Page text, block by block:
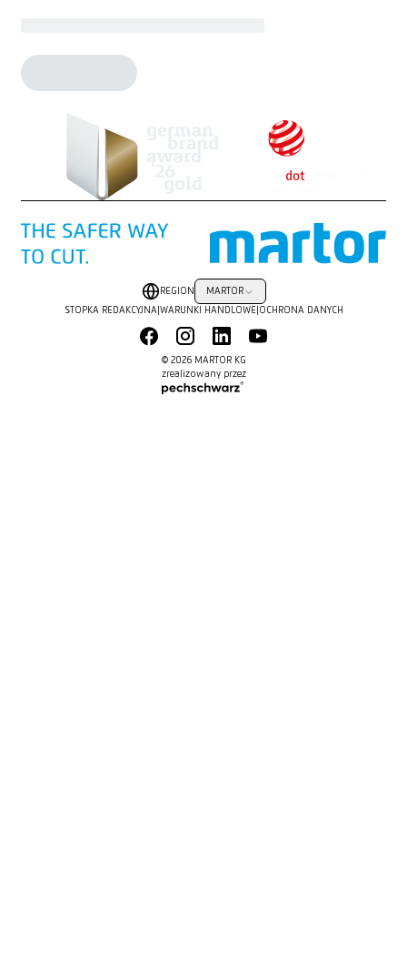
© 2026 MARTOR KG
zrealizowany przez
REGION MARTOR
STOPKA REDAKCYJNA| WARUNKI HANDLOWE| OCHRONA DANYCH